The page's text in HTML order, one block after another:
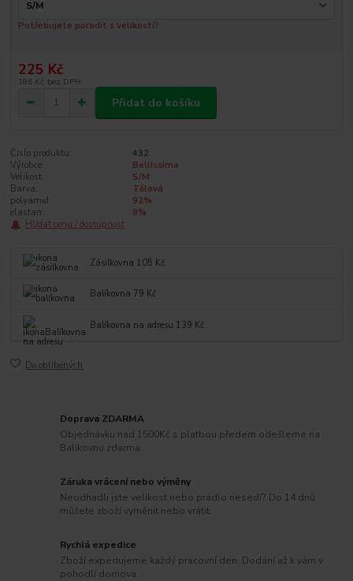
Potřebujete poradit s velikostí?
225 Kč
186 Kč bez DPH
Přidat do košíku
Číslo produktu:
432
Výrobce:
Bellissima
Velikost:
S/M
Barva:
Tělová
polyamid:
92%
elastan:
8%
Hlídat cenu / dostupnost
Zásilkovna 105 Kč
Balíkovna 79 Kč
Balíkovna na adresu 139 Kč
Do oblíbených
Doprava ZDARMA
Objednávku nad 1500Kč s platbou předem odešleme na
Balíkovnu zdarma.
Záruka vrácení nebo výměny
Neodhadli jste velikost nebo prádlo nesedí? Do 14 dnů
můžete zboží vyměnit nebo vrátit.
Rychlá expedice
Zboží expedujeme každý pracovní den. Dodání až k vám v
pohodlí domova.